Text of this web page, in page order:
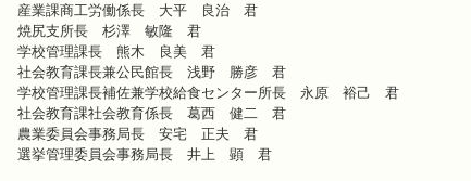
産業課商工労働係長 大平 良治 君
焼尻支所長 杉澤 敏隆 君
学校管理課長 熊木 良美 君
社会教育課長兼公民館長 浅野 勝彦 君
学校管理課長補佐兼学校給食センター所長 永原 裕己 君
社会教育課社会教育係長 葛西 健二 君
農業委員会事務局長 安宅 正夫 君
選挙管理委員会事務局長 井上 顕 君